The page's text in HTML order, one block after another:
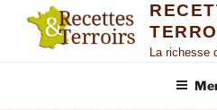
La richesse